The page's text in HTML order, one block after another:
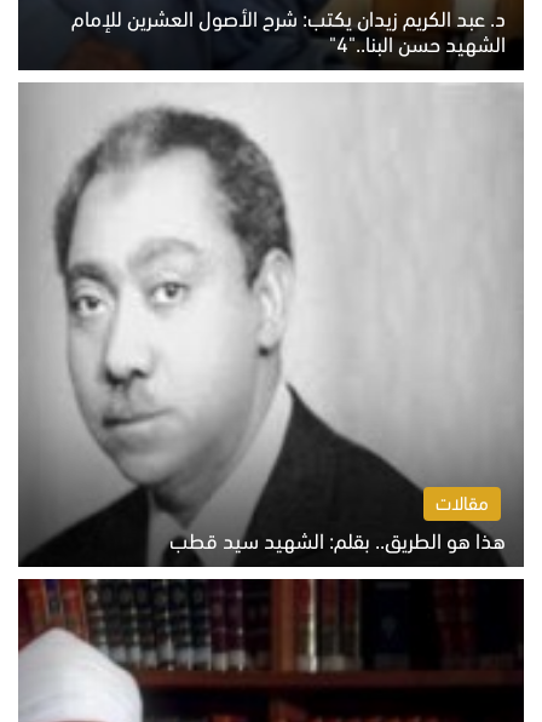
د. عبد الكريم زيدان يكتب: شرح الأصول العشرين للإمام
الشهيد حسن البنا.."4"
الخميس 6 أغسطس 2026 10:27 ص
مقالات
هذا هو الطريق.. بقلم: الشهيد سيد قطب
الخميس 6 أغسطس 2026 10:52 ص